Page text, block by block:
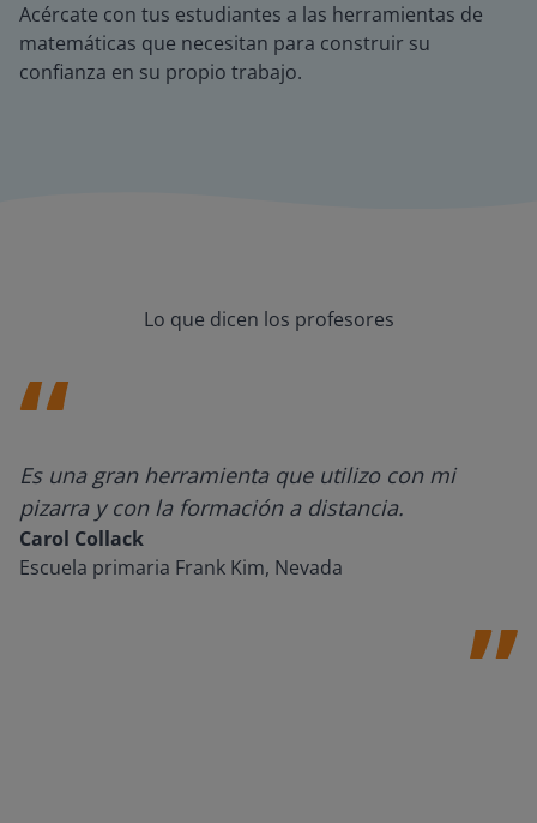
Acércate con tus estudiantes a las herramientas de
matemáticas que necesitan para construir su
confianza en su propio trabajo.
Lo que dicen los profesores
Es una gran herramienta que utilizo con mi
pizarra y con la formación a distancia.
Carol Collack
Escuela primaria Frank Kim, Nevada